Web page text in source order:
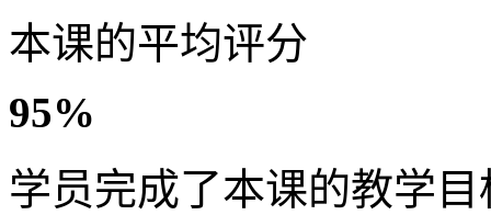
本课的平均评分
95%
学员完成了本课的教学目